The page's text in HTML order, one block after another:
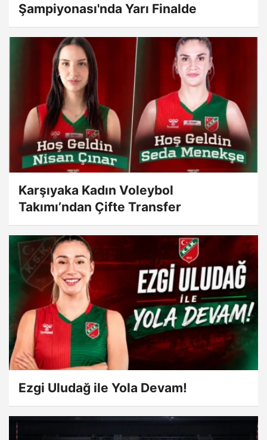
Şampiyonası'nda Yarı Finalde
Karşıyaka Kadın Voleybol
Takımı’ndan Çifte Transfer
Ezgi Uludağ ile Yola Devam!